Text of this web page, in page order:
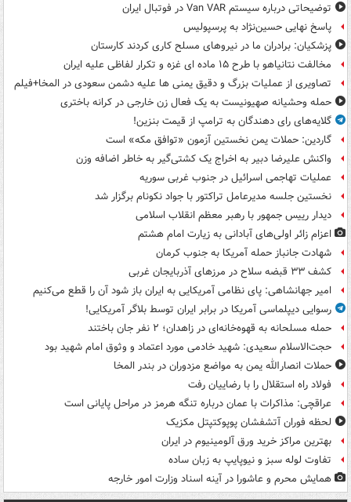
توضیحاتی درباره سیستم Van VAR در فوتبال ایران
پاسخ نهایی حسین‌نژاد به پرسپولیس
پزشکیان: برادران ما در نیروهای مسلح کاری کردند کارستان
مخالفت نتانیاهو با طرح ۱۵ ماده ای غزه و تکرار لفاظی علیه ایران
تصاویری از عملیات بزرگ و دقیق یمنی ها علیه دشمن سعودی در المخا+فیلم
حمله وحشیانه صهیونیست به یک فعال زن خارجی در کرانه باختری
گلایه‌های رای دهندگان به ترامپ از قیمت بنزین!
گاردین: حملات یمن نخستین آزمون «توافق مکه» است
واکنش علیرضا دبیر به اخراج یک کشتی‌گیر به خاطر اضافه وزن
عملیات تهاجمی اسرائیل در جنوب غربی سوریه
نخستین جلسه مدیرعامل تراکتور با جواد نکونام برگزار شد
دیدار رییس جمهور با رهبر معظم انقلاب اسلامی
اعزام زائر اولی‌های آبادانی به زیارت امام هشتم
شهادت جانباز حمله آمریکا به جنوب کرمان
کشف ۳۳ قبضه سلاح در مرزهای آذربایجان غربی
امیر جهانشاهی: پای نظامی آمریکایی به ایران باز شود آن را قطع می‌کنیم
رسوایی دیپلماسی آمریکا در برابر ایران توسط بلاگر آمریکایی!
حمله مسلحانه به قهوه‌خانه‌ای در زاهدان؛ ۲ نفر جان باختند
حجت‌الاسلام سعیدی: شهید خادمی مورد اعتماد و وثوق امام شهید بود
حملات انصارالله یمن به مواضع مزدوران در بندر المخا
فولاد راه استقلال را با رضاییان رفت
عراقچی: مذاکرات با عمان درباره تنگه هرمز در مراحل پایانی است
لحظه فوران آتشفشان پوپوکتپتل مکزیک
بهترین مراکز خرید ورق آلومینیوم در ایران
تفاوت لوله سبز و نیوپایپ به زبان ساده
همایش محرم و عاشورا در آینه اسناد وزارت امور خارجه